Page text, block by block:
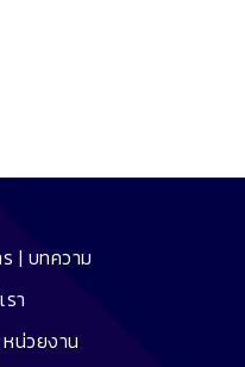
| บทความ
า
น่วยงาน